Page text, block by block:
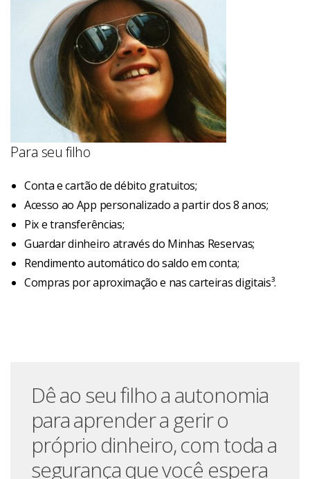
Para seu filho
Conta e cartão de débito gratuitos;
Acesso ao App personalizado a partir dos 8 anos;
Pix e transferências;
Guardar dinheiro através do Minhas Reservas;
Rendimento automático do saldo em conta;
Compras por aproximação e nas carteiras digitais³.
Dê ao seu filho a autonomia
para aprender a gerir o
próprio dinheiro, com toda a
segurança que você espera